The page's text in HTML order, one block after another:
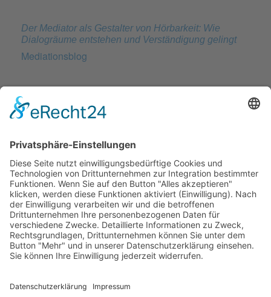
Der Mediator als Gestalter von Hörbarkeit: Wie
Dialogräume entstehen und Verständigung gelingt
Mediationsblog
BATNA, WATNA und ZOPA: Die drei Säulen
erfolgreicher Verhandlungsstrategien
Verhandeln statt Streiten: Wie Sie Konflikte
konstruktiv lösen
Mediationsblog
© 2026 Frank Hartung Ihr Mediator bei Konflikten in Familie,